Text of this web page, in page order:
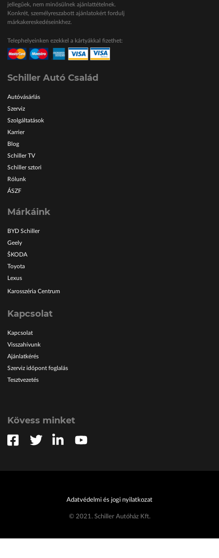
jellegűek, nem minősülnek ajánlattételnek.
Konkrét, személyreszabott ajánlatokért fordulj
márkakereskedéseinkhez.
Telephelyeinken ezekkel a kártyákkal fizethet:
Schiller Autó Család
Autóvásárlás
Szerviz
Szolgáltatások
Karrier
Blog
Schiller TV
Schiller sztori
Rólunk
ÁSZF
Márkáink
BYD Schiller
Geely
ŠKODA
Toyota
Lexus
Karosszéria Centrum
Kapcsolat
Kapcsolat
Visszahívunk
Ajánlatkérés
Szerviz időpont foglalás
Tesztvezetés
Kövess minket
Adatvédelmi és jogi nyilatkozat
© 2021. Schiller Autóház Kft.